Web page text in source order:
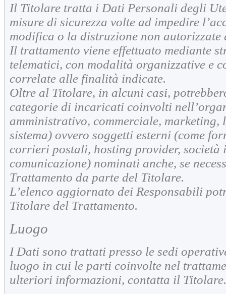
Il Titolare tratta i Dati Personali degli
misure di sicurezza volte ad impedire
modifica o la distruzione non
Il trattamento viene effettuato mediante
telematici, con modalità organizzative e
correlate alle finalità indicate.
Oltre al Titolare, in alcuni casi,
categorie di incaricati coinvolti
amministrativo, commerciale,
sistema) ovvero soggetti esterni (come
corrieri postali, hosting provider, società
comunicazione) nominati anche, se
Trattamento da parte del Titolare.
L’elenco aggiornato dei Responsabili
Titolare del Trattamento.
Luogo
I Dati sono trattati presso le sedi
luogo in cui le parti coinvolte nel
ulteriori informazioni, contatta il Titolare.